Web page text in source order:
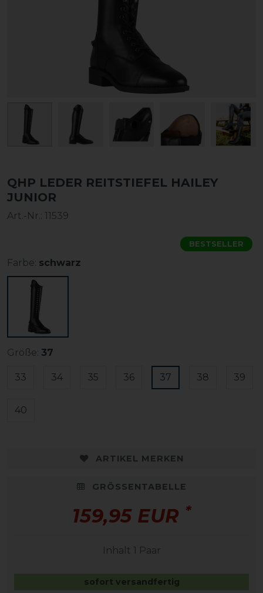
QHP LEDER REITSTIEFEL HAILEY
JUNIOR
Art.-Nr.: 11539
BESTSELLER
Farbe: schwarz
Größe: 37
33 34 35 36 37 38 39
40
ARTIKEL MERKEN
GRÖSSENTABELLE
159,95 EUR *
Inhalt 1 Paar
sofort versandfertig